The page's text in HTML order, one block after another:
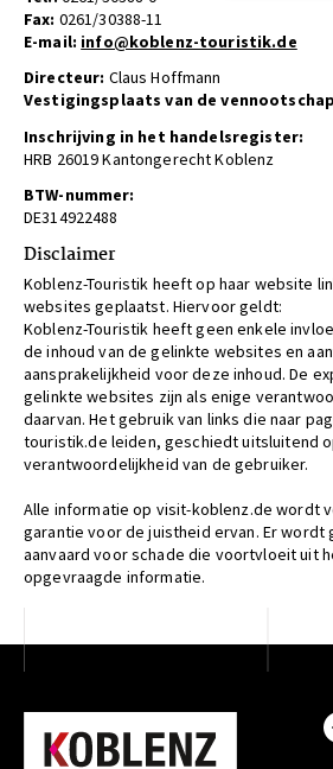
Fax: 0261/30388-11
E-mail: info‎@‎koblenz-touristik.de
Directeur: Claus Hoffmann
Vestigingsplaats van de
Inschrijving in het handelsregister:
HRB 26019 Kantongerecht Koblenz
BTW-nummer:
DE314922488
Disclaimer
Koblenz-Touristik heeft op haar website
websites geplaatst. Hiervoor geldt:
Koblenz-Touristik heeft geen enkele
de inhoud van de gelinkte websites en
aansprakelijkheid voor deze inhoud. De
gelinkte websites zijn als enige
daarvan. Het gebruik van links die naar
touristik.de leiden, geschiedt uitsluitend
verantwoordelijkheid van de gebruiker.
Alle informatie op visit-koblenz.de wordt
garantie voor de juistheid ervan. Er wordt
aanvaard voor schade die voortvloeit uit
opgevraagde informatie.